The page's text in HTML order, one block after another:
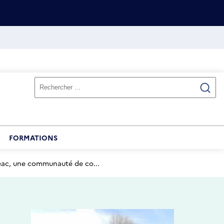
FORMATIONS
une communauté de co...